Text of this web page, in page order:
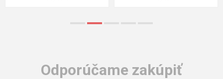
Odporúčame zakúpiť